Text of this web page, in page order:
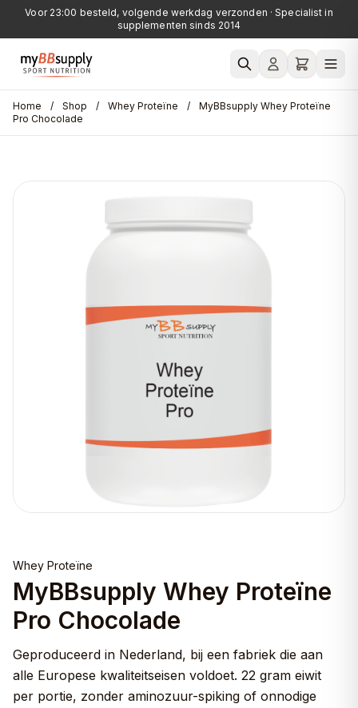
Voor 23:00 besteld, volgende werkdag verzonden · Specialist in
supplementen sinds 2014
Creatine Vitamine D
Home / Shop / Whey Proteïne /
MyBBsupply Whey Proteïne
Pro Chocolade
Whey Proteïne
MyBBsupply Whey Proteïne
Pro Chocolade
Geproduceerd in Nederland, bij een fabriek die aan
alle Europese kwaliteitseisen voldoet. 22 gram eiwit
per portie, zonder aminozuur-spiking of onnodige